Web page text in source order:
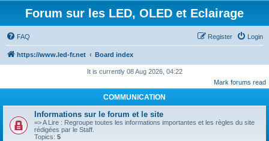
Forum sur les LED, OLED et Eclairage
FAQ Login
Register
https://www.led-fr.net Board index
It is currently 08 Aug 2026, 04:22
Mark forums read
COMMUNICATION
Informations sur le forum et le site
=> A Lire : Regroupe toutes les informations importantes et les règles du site
rédigées par le Staff.
Topics: 5